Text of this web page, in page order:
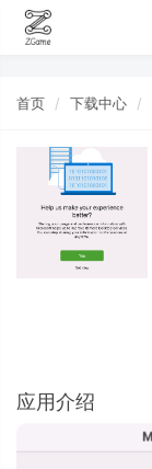
首页 下载中心
应用介绍